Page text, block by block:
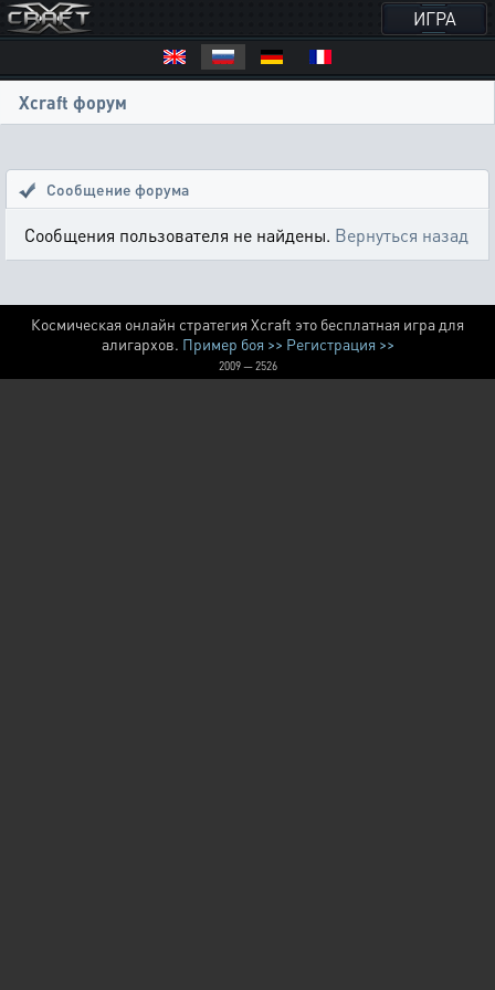
ИГРА
Xcraft форум
Сообщение форума
Сообщения пользователя не найдены. Вернуться назад
Космическая онлайн стратегия Xcraft это бесплатная игра для
алигархов. Пример боя >> Регистрация >>
2009 — 2526